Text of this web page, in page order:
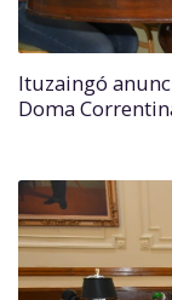
Ituzaingó
Doma